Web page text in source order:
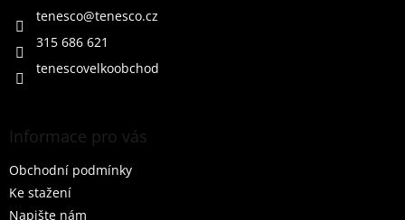
tenesco@tenesco.cz
315 686 621
tenescovelkoobchod
Informace pro vás
Obchodní podmínky
Ke stažení
Napište nám